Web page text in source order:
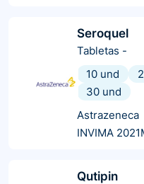
Seroquel
Tabletas -
10 und
30 und
Astrazeneca
INVIMA
Qutipin